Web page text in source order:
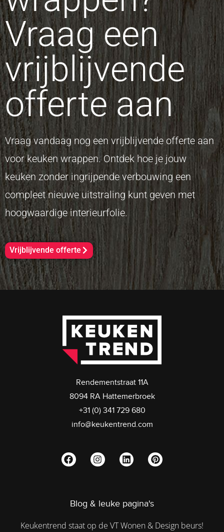
Vraag een
vrijblijvende
offerte aan
Vraag vandaag nog een vrijblijvende offerte aan
voor keuken wrappen. Ontdek hoe je jouw
keuken zonder ingrijpende verbouwing een
compleet nieuwe uitstraling kunt geven met
hoogwaardige interieurfolie.
Vrijblijvende offerte
Rendementstraat 11A
8094 RA Hattemerbroek
+31 (0) 341 729 680
info@keukentrend.com
Blog & leuke pagina's
Keukentrend staat op de VT Wonen & Design beurs!